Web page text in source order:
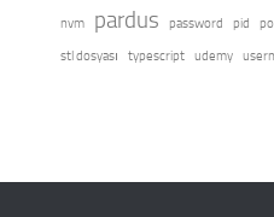
nvm pardus password pid
stl dosyası typescript udemy